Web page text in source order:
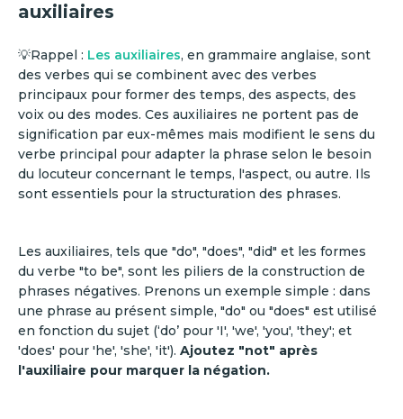
auxiliaires
💡Rappel : Les auxiliaires, en grammaire anglaise, sont
des verbes qui se combinent avec des verbes
principaux pour former des temps, des aspects, des
voix ou des modes. Ces auxiliaires ne portent pas de
signification par eux-mêmes mais modifient le sens du
verbe principal pour adapter la phrase selon le besoin
du locuteur concernant le temps, l'aspect, ou autre. Ils
sont essentiels pour la structuration des phrases.
Les auxiliaires, tels que "do", "does", "did" et les formes
du verbe "to be", sont les piliers de la construction de
phrases négatives. Prenons un exemple simple : dans
une phrase au présent simple, "do" ou "does" est utilisé
en fonction du sujet (‘do’ pour 'I', 'we', 'you', 'they'; et
'does' pour 'he', 'she', 'it'). Ajoutez "not" après
l'auxiliaire pour marquer la négation.